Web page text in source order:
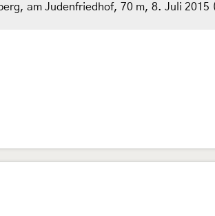
am Judenfriedhof, 70 m, 8. Juli 2015